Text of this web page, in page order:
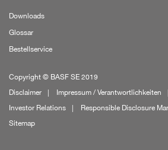
Downloads
Glossar
Bestellservice
Copyright © BASF SE 2019
Disclaimer
Impressum / Verantwortlichkeiten
Investor Relations
Responsible Disclosure
Sitemap